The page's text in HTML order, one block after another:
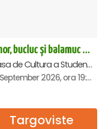
Amor, bucluc și balamuc - Premiera națională - Cluj Napoca
Casa de Cultura a Studentilor Dumitru Farcas, Cluj-Napoca
14 September 2026, ora 19:30
Targoviste